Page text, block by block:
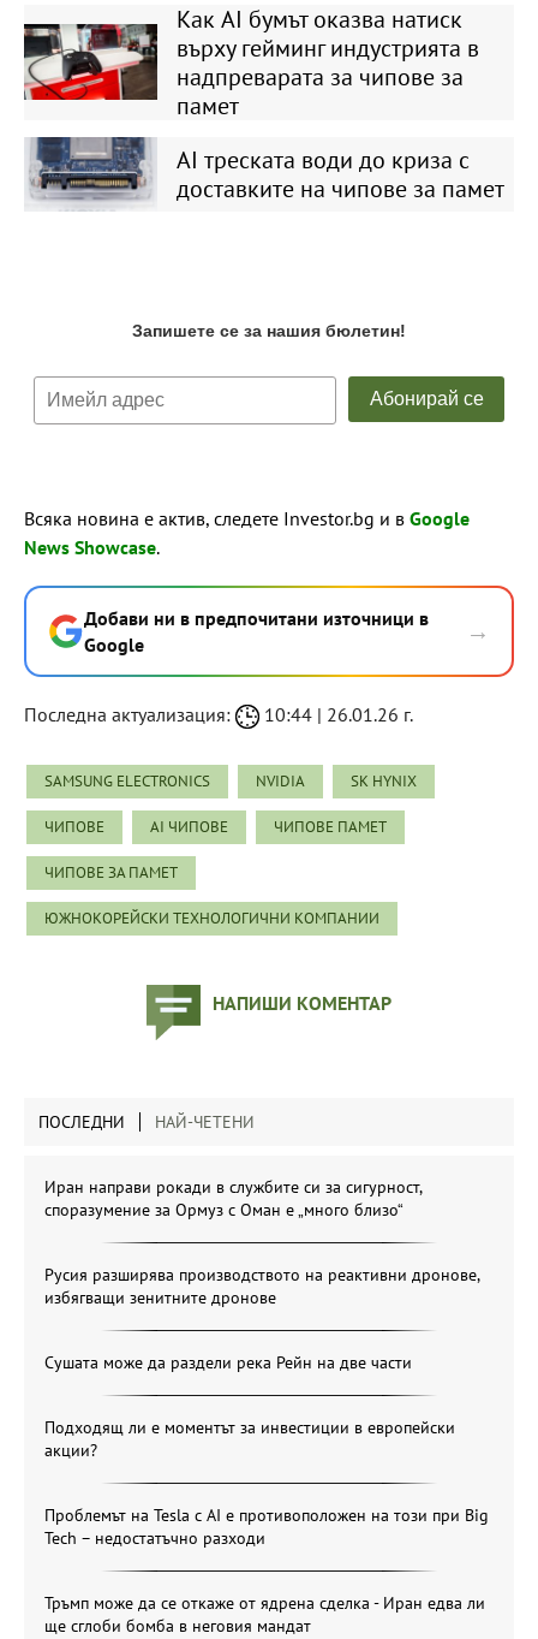
Как AI бумът оказва натиск
върху гейминг индустрията в
надпреварата за чипове за
памет
AI треската води до криза с
доставките на чипове за памет
Всяка новина е актив, следете Investor.bg и в Google
News Showcase.
Добави ни в предпочитани източници в
Google
→
Последна актуализация: 10:44 | 26.01.26 г.
SAMSUNG ELECTRONICS NVIDIA SK HYNIX
ЧИПОВЕ AI ЧИПОВЕ ЧИПОВЕ ПАМЕТ
ЧИПОВЕ ЗА ПАМЕТ
ЮЖНОКОРЕЙСКИ ТЕХНОЛОГИЧНИ КОМПАНИИ
НАПИШИ КОМЕНТАР
ПОСЛЕДНИ НАЙ-ЧЕТЕНИ
Иран направи рокади в службите си за сигурност,
споразумение за Ормуз с Оман е „много близо“
Русия разширява производството на реактивни дронове,
избягващи зенитните дронове
Сушата може да раздели река Рейн на две части
Подходящ ли е моментът за инвестиции в европейски
акции?
Проблемът на Tesla с AI е противоположен на този при Big
Tech – недостатъчно разходи
Тръмп може да се откаже от ядрена сделка - Иран едва ли
ще сглоби бомба в неговия мандат